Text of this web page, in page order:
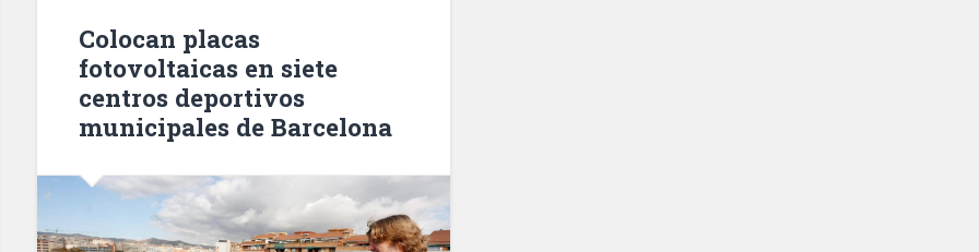
Colocan placas
fotovoltaicas en siete
centros deportivos
municipales de Barcelona